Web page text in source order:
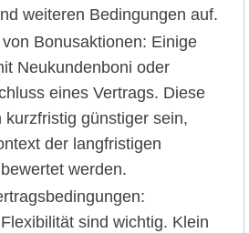
weiteren Bedingungen auf.
Bonusaktionen: Einige
Neukundenboni oder
eines Vertrags. Diese
günstiger sein,
der langfristigen
werden.
sind wichtig. Klein